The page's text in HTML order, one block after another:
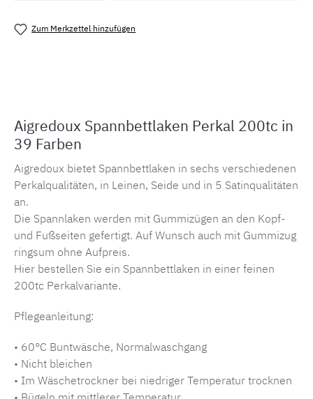
Zum Merkzettel hinzufügen
Aigredoux Spannbettlaken Perkal 200tc in
39 Farben
Aigredoux bietet Spannbettlaken in sechs verschiedenen
Perkalqualitäten, in Leinen, Seide und in 5 Satinqualitäten
an.
Die Spannlaken werden mit Gummizügen an den Kopf-
und Fußseiten gefertigt. Auf Wunsch auch mit Gummizug
ringsum ohne Aufpreis.
Hier bestellen Sie ein Spannbettlaken in einer feinen
200tc Perkalvariante.
Pflegeanleitung:
• 60°C Buntwäsche, Normalwaschgang
• Nicht bleichen
• Im Wäschetrockner bei niedriger Temperatur trocknen